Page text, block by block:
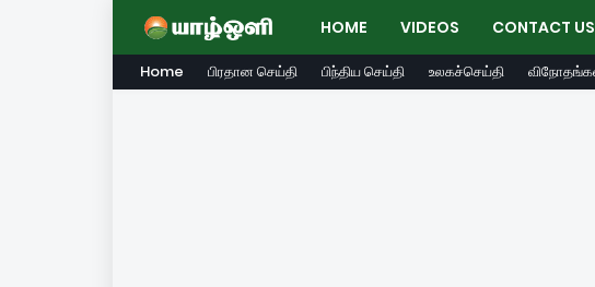
HOME VIDEOS CONTACT US
Home பிரதான செய்தி பிந்திய செய்தி உலகச்செய்தி